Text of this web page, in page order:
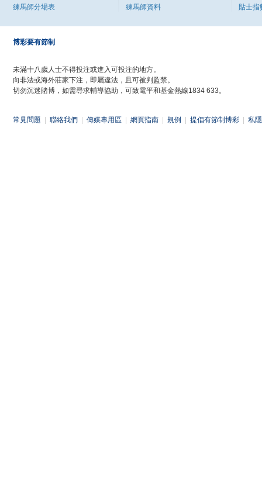
練馬師分場表
練馬師資料
貼士指
博彩要有節制
未滿十八歲人士不得投注或進入可投注的地方。
向非法或海外莊家下注，即屬違法，且可被判監禁。
切勿沉迷賭博，如需尋求輔導協助，可致電平和基金熱線1834 633。
常見問題 聯絡我們 傳媒專用區 網頁指南 規例 提倡有節制博彩 私